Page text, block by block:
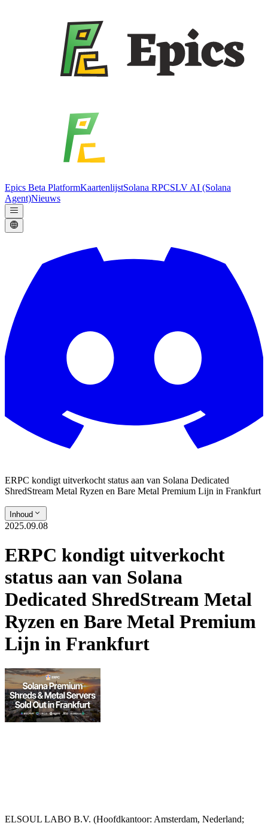
Epics Beta PlatformKaartenlijstSolana RPCSLV AI (Solana
Agent)Nieuws
ERPC kondigt uitverkocht status aan van Solana Dedicated
ShredStream Metal Ryzen en Bare Metal Premium Lijn in Frankfurt
Inhoud
2025.09.08
ERPC kondigt uitverkocht
status aan van Solana
Dedicated ShredStream Metal
Ryzen en Bare Metal Premium
Lijn in Frankfurt
ELSOUL LABO B.V. (Hoofdkantoor: Amsterdam, Nederland;